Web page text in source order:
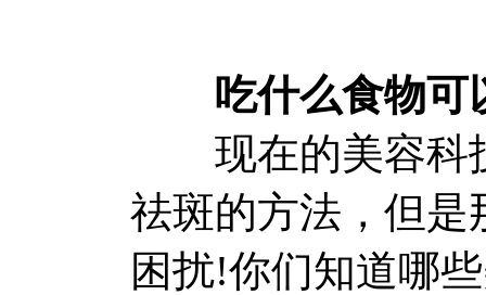
吃什么食物可
现在的美容科技
祛斑的方法，但是
困扰!你们知道哪